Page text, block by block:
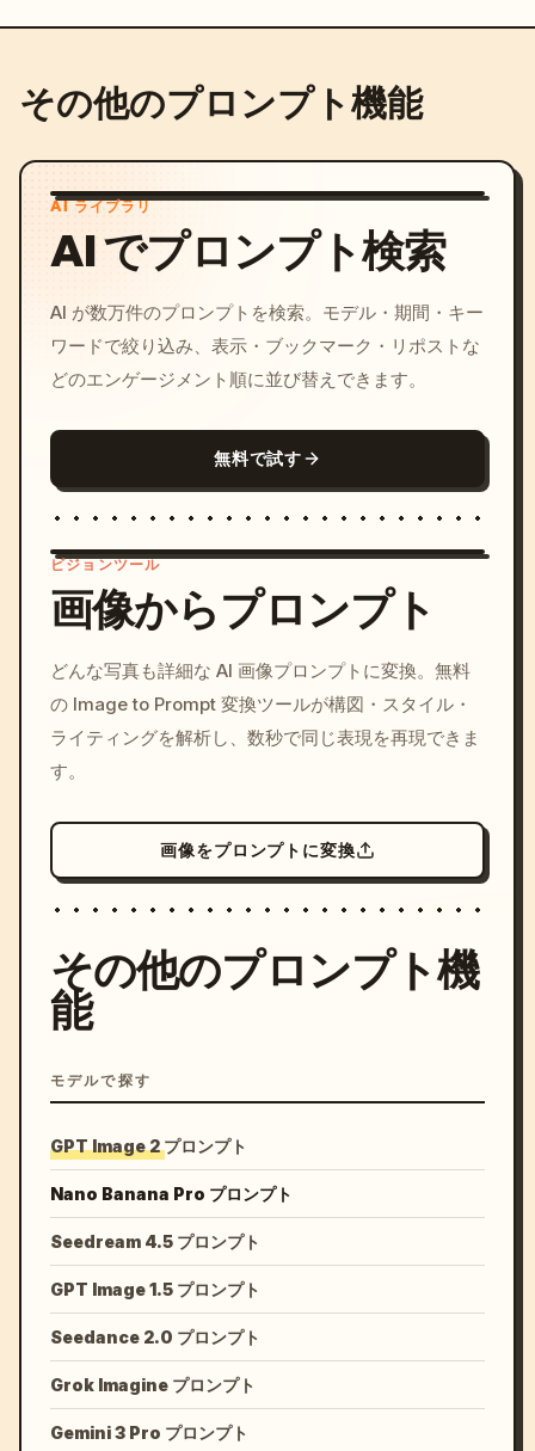
その他のプロンプト機能
AI ライブラリ
AI でプロンプト検索
AI が数万件のプロンプトを検索。モデル・期間・キー
ワードで絞り込み、表示・ブックマーク・リポストな
どのエンゲージメント順に並び替えできます。
無料で試す
c, cyberpunk sunset, neon
colors, 8k --v 6.0
ビジョンツール
画像からプロンプト
どんな写真も詳細な AI 画像プロンプトに変換。無料
の Image to Prompt 変換ツールが構図・スタイル・
ライティングを解析し、数秒で同じ表現を再現できま
す。
画像をプロンプトに変換
その他のプロンプト機
能
モデルで探す
GPT Image 2 プロンプト
Nano Banana Pro プロンプト
Seedream 4.5 プロンプト
GPT Image 1.5 プロンプト
Seedance 2.0 プロンプト
Grok Imagine プロンプト
Gemini 3 Pro プロンプト